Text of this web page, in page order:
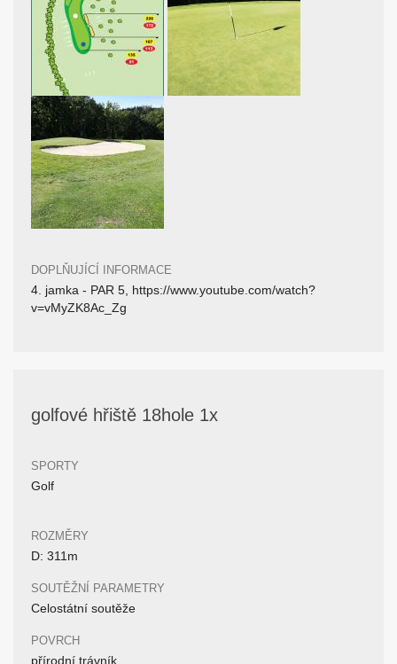
DOPLŇUJÍCÍ INFORMACE
4. jamka - PAR 5, https://www.youtube.com/watch?
v=vMyZK8Ac_Zg
golfové hřiště 18hole 1x
SPORTY
Golf
ROZMĚRY
D: 311m
SOUTĚŽNÍ PARAMETRY
Celostátní soutěže
POVRCH
přírodní trávník